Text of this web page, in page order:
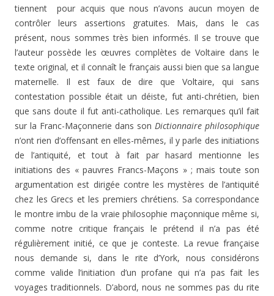
tiennent pour acquis que nous n’avons aucun moyen de
contrôler leurs assertions gratuites. Mais, dans le cas
présent, nous sommes très bien informés. Il se trouve que
l’auteur possède les œuvres complètes de Voltaire dans le
texte original, et il connaît le français aussi bien que sa langue
maternelle. Il est faux de dire que Voltaire, qui sans
contestation possible était un déiste, fut anti-chrétien, bien
que sans doute il fut anti-catholique. Les remarques qu’il fait
sur la Franc-Maçonnerie dans son Dictionnaire philosophique
n’ont rien d’offensant en elles-mêmes, il y parle des initiations
de l’antiquité, et tout à fait par hasard mentionne les
initiations des « pauvres Francs-Maçons » ; mais toute son
argumentation est dirigée contre les mystères de l’antiquité
chez les Grecs et les premiers chrétiens. Sa correspondance
le montre imbu de la vraie philosophie maçonnique même si,
comme notre critique français le prétend il n’a pas été
régulièrement initié, ce que je conteste. La revue française
nous demande si, dans le rite d’York, nous considérons
comme valide l’initiation d’un profane qui n’a pas fait les
voyages traditionnels. D’abord, nous ne sommes pas du rite